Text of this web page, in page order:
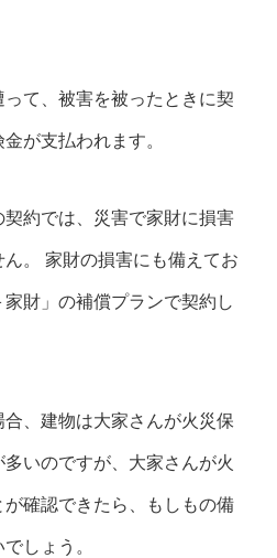
て、被害を被ったときに契
が支払われます。
約では、災害で家財に損害
。 家財の損害にも備えてお
財」の補償プランで契約し
、建物は大家さんが火災保
いのですが、大家さんが火
確認できたら、もしもの備
しょう。